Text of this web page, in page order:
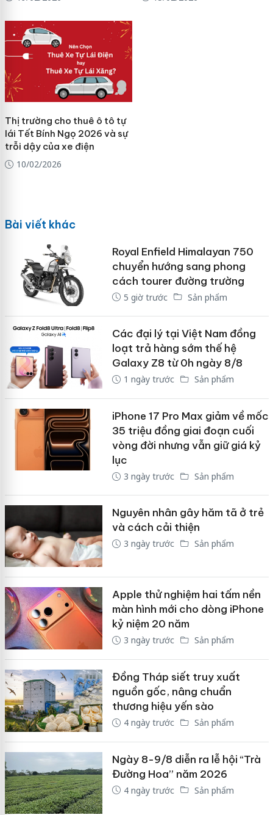
Thị trường cho thuê ô tô tự
lái Tết Bính Ngọ 2026 và sự
trỗi dậy của xe điện
10/02/2026
Bài viết khác
Royal Enfield Himalayan 750
chuyển hướng sang phong
cách tourer đường trường
5 giờ trước Sản phẩm
Các đại lý tại Việt Nam đồng
loạt trả hàng sớm thế hệ
Galaxy Z8 từ 0h ngày 8/8
1 ngày trước Sản phẩm
iPhone 17 Pro Max giảm về mốc
35 triệu đồng giai đoạn cuối
vòng đời nhưng vẫn giữ giá kỷ
lục
3 ngày trước Sản phẩm
Nguyên nhân gây hăm tã ở trẻ
và cách cải thiện
3 ngày trước Sản phẩm
Apple thử nghiệm hai tấm nền
màn hình mới cho dòng iPhone
kỷ niệm 20 năm
3 ngày trước Sản phẩm
Đồng Tháp siết truy xuất
nguồn gốc, nâng chuẩn
thương hiệu yến sào
4 ngày trước Sản phẩm
Ngày 8-9/8 diễn ra lễ hội “Trà
Đường Hoa” năm 2026
4 ngày trước Sản phẩm